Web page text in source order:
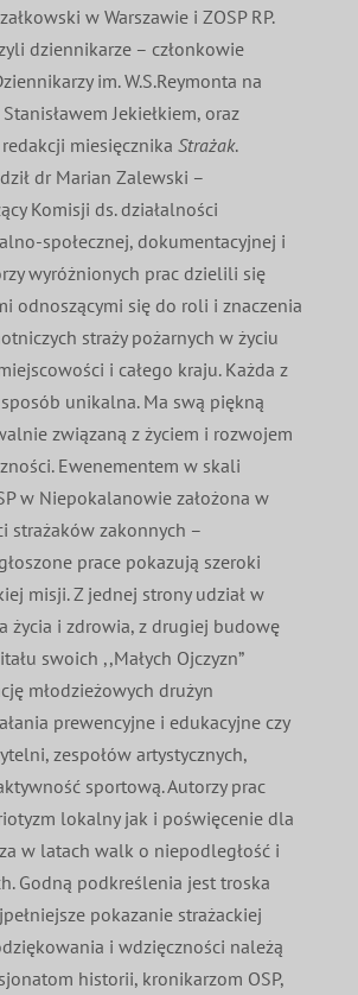
w Warszawie i ZOSP RP.
dziennikarze – członkowie
im. W.S.Reymonta na
Jekiełkiem, oraz
miesięcznika Strażak.
dr Marian Zalewski –
Komisji ds. działalności
społecznej, dokumentacyjnej i
wyróżnionych prac dzielili się
odnoszącymi się do roli i znaczenia
straży pożarnych w życiu
i całego kraju. Każda z
unikalna. Ma swą piękną
związaną z życiem i rozwojem
Ewenementem w skali
w Niepokalanowie założona w
strażaków zakonnych –
prace pokazują szeroki
misji. Z jednej strony udział w
życia i zdrowia, z drugiej budowę
swoich ,,Małych Ojczyzn”
młodzieżowych drużyn
prewencyjne i edukacyjne czy
zespołów artystycznych,
sportową. Autorzy prac
lokalny jak i poświęcenie dla
w latach walk o niepodległość i
Godną podkreślenia jest troska
pokazanie strażackiej
i wdzięczności należą
historii, kronikarzom OSP,